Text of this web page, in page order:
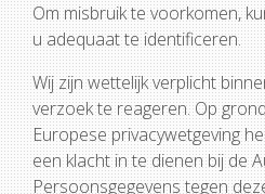
Om misbruik te voorkomen,
u adequaat te identificeren.
Wij zijn wettelijk verplicht
verzoek te reageren. Op
Europese privacywetgeving
een klacht in te dienen bij de
Persoonsgegevens tegen